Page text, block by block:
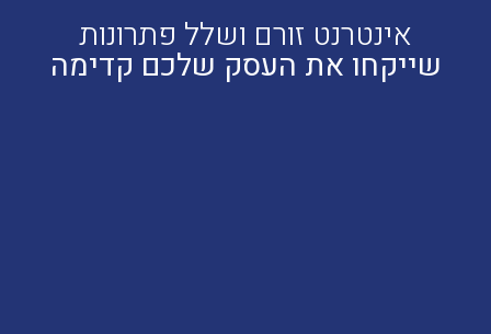
אינטרנט זורם ושלל פתרונות
שייקחו את העסק שלכם קדימה